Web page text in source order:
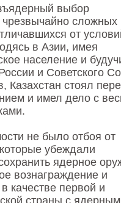
выбор
сложных
от
в Азии, имея
население и
и Советского
Казахстан стоял
и имел дело с
не было отбоя от
убеждали
ядерное
вознаграждение и
качестве первой и